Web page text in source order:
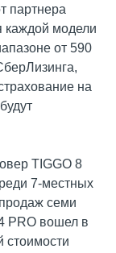
партнера
каждой модели
от 590
на
TIGGO 8
7-местных
семи
PRO вошел в
стоимости